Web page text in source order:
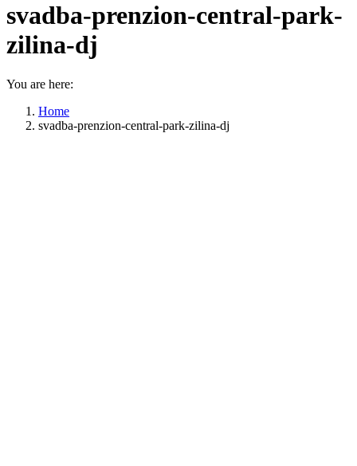
svadba-prenzion-central-park-
zilina-dj
You are here:
Home
svadba-prenzion-central-park-zilina-dj